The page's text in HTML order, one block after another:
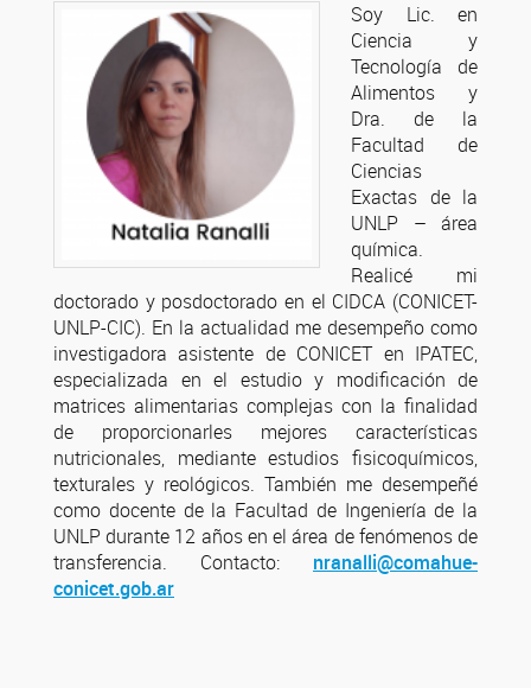
Soy Lic. en
Ciencia y
Tecnología de
Alimentos y
Dra. de la
Facultad de
Ciencias
Exactas de la
UNLP – área
química.
Realicé mi
doctorado y posdoctorado en el CIDCA (CONICET-
UNLP-CIC). En la actualidad me desempeño como
investigadora asistente de CONICET en IPATEC,
especializada en el estudio y modificación de
matrices alimentarias complejas con la finalidad
de proporcionarles mejores características
nutricionales, mediante estudios fisicoquímicos,
texturales y reológicos. También me desempeñé
como docente de la Facultad de Ingeniería de la
UNLP durante 12 años en el área de fenómenos de
transferencia. Contacto: nranalli@comahue-
conicet.gob.ar